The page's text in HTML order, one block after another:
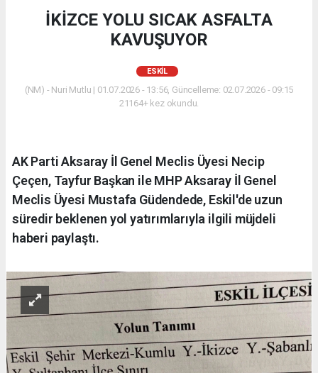
İKİZCE YOLU SICAK ASFALTA
KAVUŞUYOR
ESKİL
(NM) - Nuri Mutlu | 01.07.2026 - 13:56, Güncelleme: 02.07.2026 - 09:15
21164+ kez okundu.
AK Parti Aksaray İl Genel Meclis Üyesi Necip
Çeçen, Tayfur Başkan ile MHP Aksaray İl Genel
Meclis Üyesi Mustafa Güdendede, Eskil'de uzun
süredir beklenen yol yatırımlarıyla ilgili müjdeli
haberi paylaştı.